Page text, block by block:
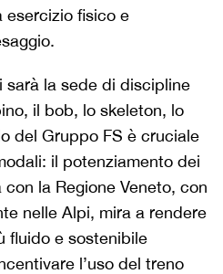
esercizio fisico e
sarà la sede di discipline
il bob, lo skeleton, lo
del Gruppo FS è cruciale
il potenziamento dei
la Regione Veneto, con
nelle Alpi, mira a rendere
fluido e sostenibile
l’uso del treno